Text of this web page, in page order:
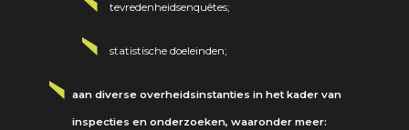
tevredenheidsenquêtes;
statistische doeleinden;
aan diverse overheidsinstanties in het kader van
inspecties en onderzoeken, waaronder meer: